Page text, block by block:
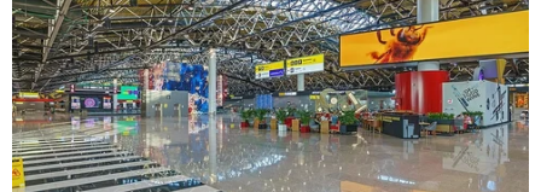
Các đại biểu chụp ảnh lưu niệm tại hội thảo luân phiên của Ủy
ban Bão năm 2023. (Nguồn ảnh: TCKTTV)
Trong suốt nhiều năm qua, Việt Nam đã tham
gia đầy đủ, đóng góp tích cực vào các hoạt động
thường xuyên của Ủy ban Bão, đặc biệt là về